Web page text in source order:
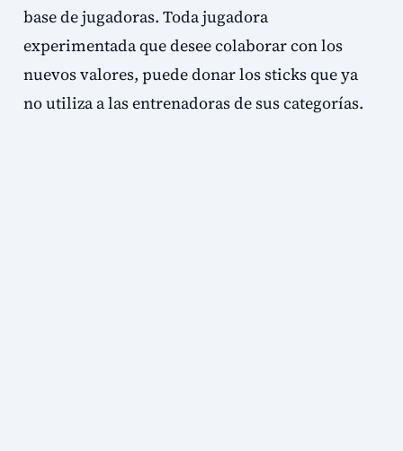
base de jugadoras. Toda jugadora
experimentada que desee colaborar con los
nuevos valores, puede donar los sticks que ya
no utiliza a las entrenadoras de sus categorías.